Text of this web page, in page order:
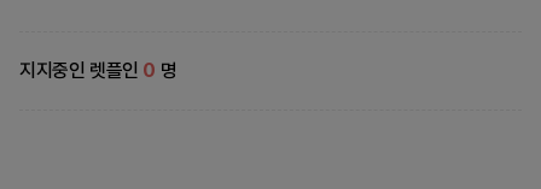
지지중인 렛플인 0 명